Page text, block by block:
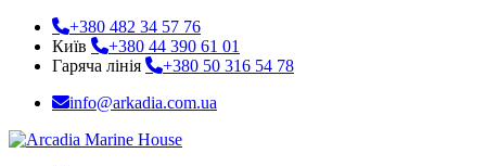
+380 482 34 57 76
Київ
+380 44 390 61 01
Гаряча лінія
+380 50 316 54 78
info@arkadia.com.ua